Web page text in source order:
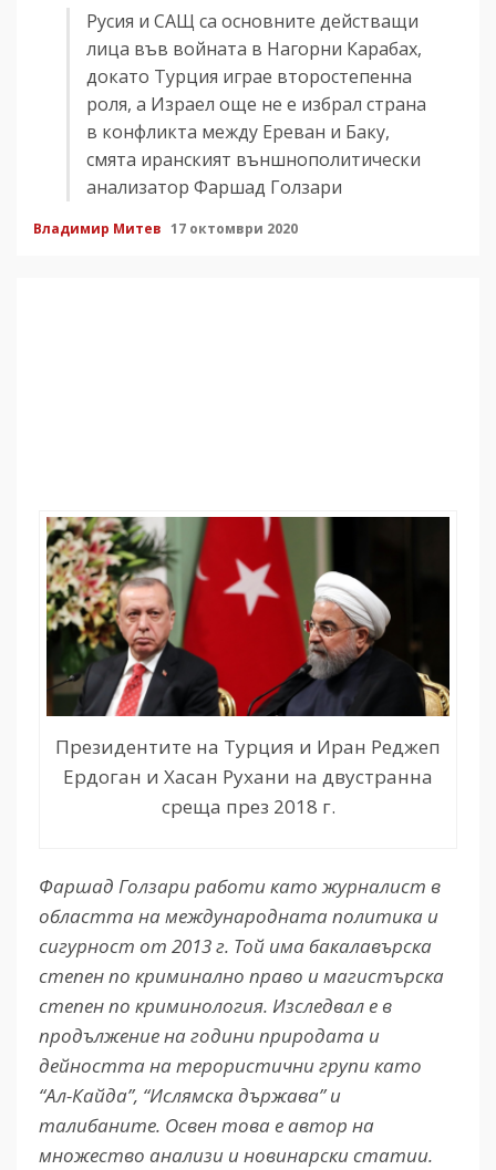
Русия и САЩ са основните действащи
лица във войната в Нагорни Карабах,
докато Турция играе второстепенна
роля, а Израел още не е избрал страна
в конфликта между Ереван и Баку,
смята иранският външнополитически
анализатор Фаршад Голзари
Владимир Митев 17 октомври 2020
Президентите на Турция и Иран Реджеп
Ердоган и Хасан Рухани на двустранна
среща през 2018 г.
Фаршад Голзари работи като журналист в
областта на международната политика и
сигурност от 2013 г. Той има бакалавърска
степен по криминално право и магистърска
степен по криминология. Изследвал е в
продължение на години природата и
дейността на терористични групи като
“Ал-Кайда”, “Ислямска държава” и
талибаните. Освен това е автор на
множество анализи и новинарски статии.